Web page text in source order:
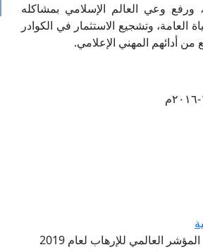
ورفع وعي العالم الإسلامي بمشاكله
العامة، وتشجيع الاستثمار في الكوادر
أدائهم المهني الإعلامي.
قال مرصد الفتاوى التكفيرية والآراء المتشددة التابع لدار الإفتاء المصرية إن المؤشر العالمي للإرهاب لعام 2019